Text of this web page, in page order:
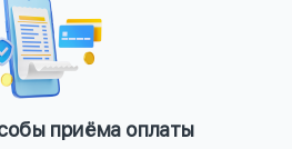
приёма оплаты